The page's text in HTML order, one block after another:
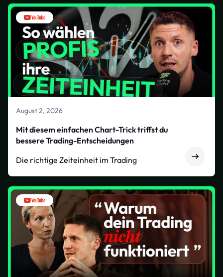
August 2, 2026
Mit diesem einfachen Chart-Trick triffst du
bessere Trading-Entscheidungen
Die richtige Zeiteinheit im Trading